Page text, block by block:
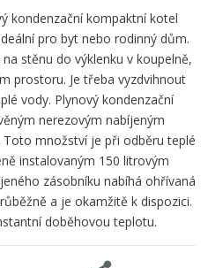
kondenzační kompaktní kotel
pro byt nebo rodinný dům.
stěnu do výklenku v koupelně,
prostoru. Je třeba vyzdvihnout
vody. Plynový kondenzační
nerezovým nabíjeným
množství je při odběru teplé
instalovaným 150 litrovým
zásobníku nabíhá ohřívaná
a je okamžitě k dispozici.
doběhovou teplotu.